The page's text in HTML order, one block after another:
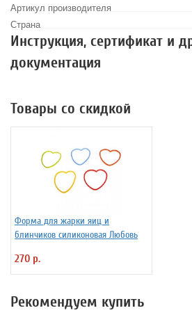
Артикул производителя
Страна
Инструкция, сертификат и
документация
Товары со скидкой
Форма для жарки яиц и
блинчиков силиконовая Любовь
270 р.
Рекомендуем купить